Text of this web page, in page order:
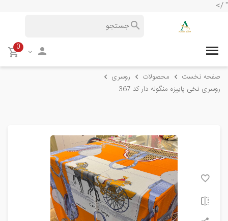
" />
0
صفحه نخست محصولات
روسری
روسری نخی پاییزه منگوله دار کد 367